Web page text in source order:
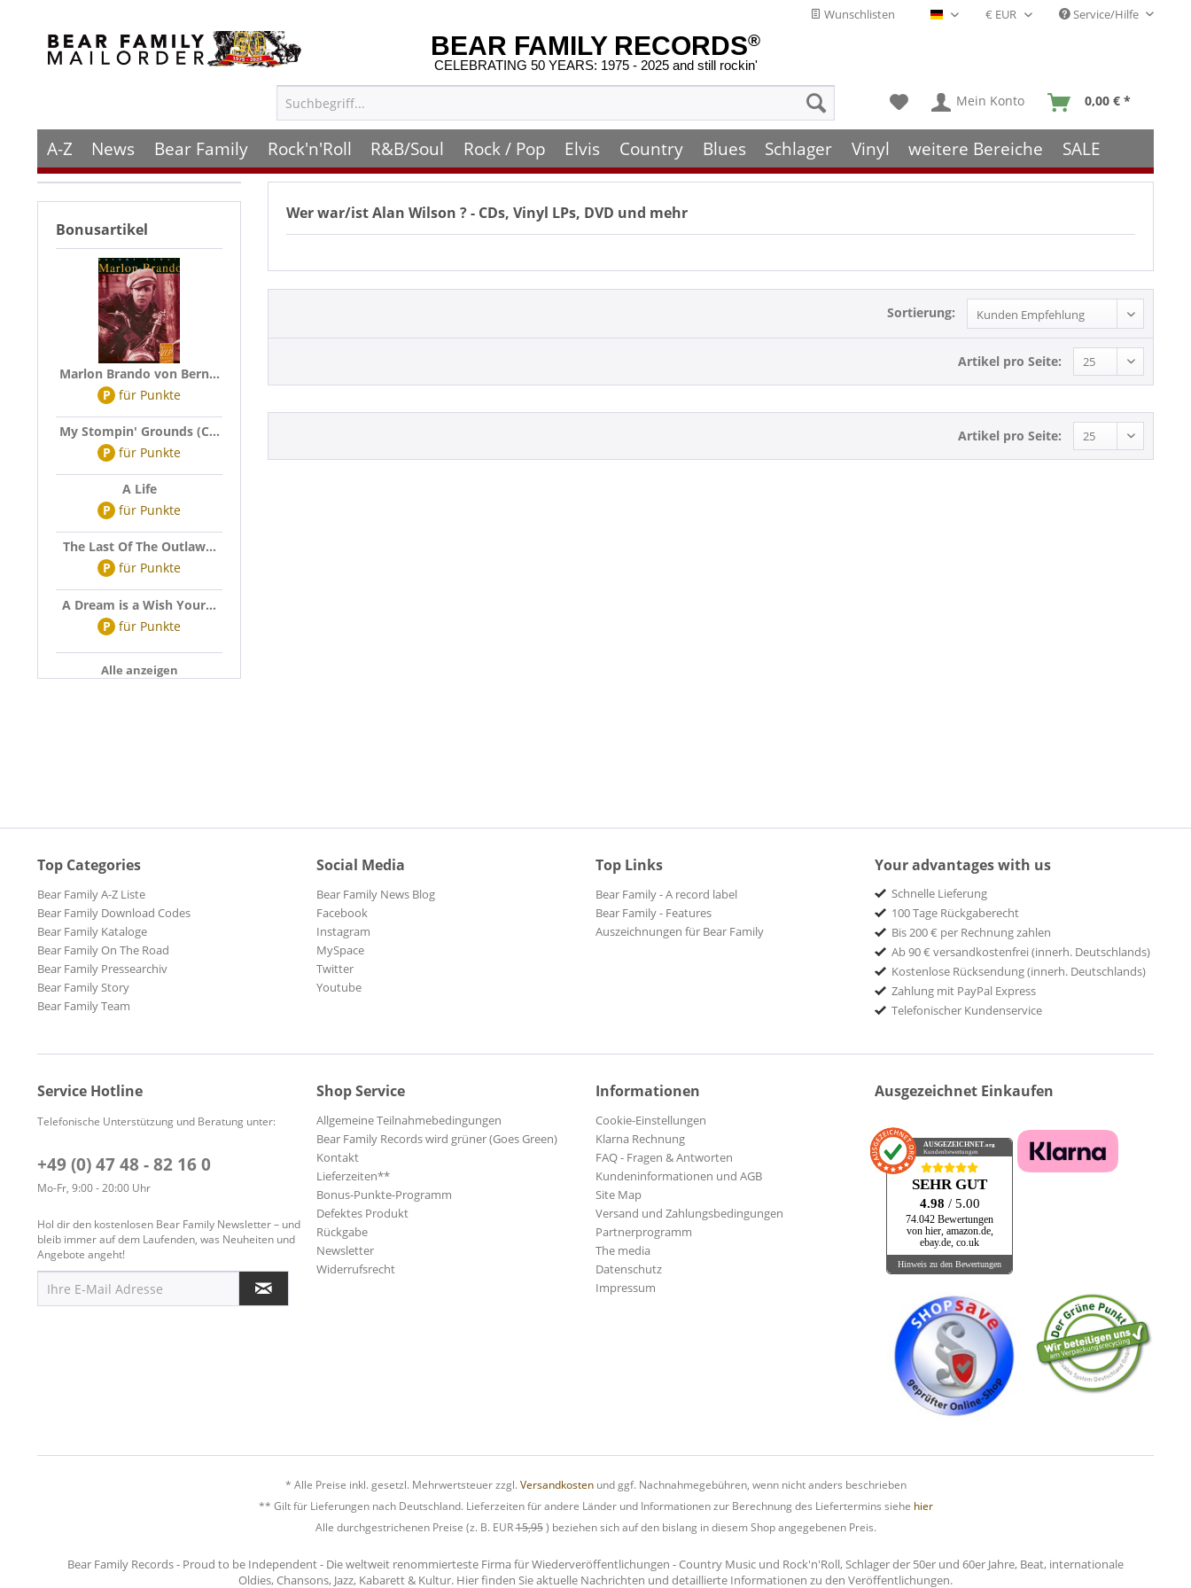
Wunschlisten Deutsch - DE Service/Hilfe
BEAR FAMILY RECORDS®
CELEBRATING 50 YEARS: 1975 - 2025 and still rockin'
Mein Konto 0,00 € *
A-Z News Bear Family Rock'n'Roll R&B/Soul Rock / Pop Elvis Country Blues Schlager Vinyl weitere Bereiche SALE
Bonusartikel
Marlon Brando von Bern...
P für Punkte
My Stompin' Grounds (C...
P für Punkte
A Life
P für Punkte
The Last Of The Outlaw...
P für Punkte
A Dream is a Wish Your...
P für Punkte
Alle anzeigen
Wer war/istAlan Wilson ? - CDs, Vinyl LPs, DVD und mehr
Sortierung:
Artikel pro Seite:
Artikel pro Seite:
Top Categories
Bear Family A-Z Liste
Bear Family Download Codes
Bear Family Kataloge
Bear Family On The Road
Bear Family Pressearchiv
Bear Family Story
Bear Family Team
Social Media
Bear Family News Blog
Facebook
Instagram
MySpace
Twitter
Youtube
Top Links
Bear Family - A record label
Bear Family - Features
Auszeichnungen für Bear Family
Your advantages with us
Schnelle Lieferung
100 Tage Rückgaberecht
Bis 200 € per Rechnung zahlen
Ab 90 € versandkostenfrei (innerh. Deutschlands)
Kostenlose Rücksendung (innerh. Deutschlands)
Zahlung mit PayPal Express
Telefonischer Kundenservice
Service Hotline
Telefonische Unterstützung und Beratung unter:
+49 (0) 47 48 - 82 16 0
Mo-Fr, 9:00 - 20:00 Uhr
Hol dir den kostenlosen Bear Family Newsletter – und
bleib immer auf dem Laufenden, was Neuheiten und
Angebote angeht!
Shop Service
Allgemeine Teilnahmebedingungen
Bear Family Records wird grüner (Goes Green)
Kontakt
Lieferzeiten**
Bonus-Punkte-Programm
Defektes Produkt
Rückgabe
Newsletter
Widerrufsrecht
Informationen
Cookie-Einstellungen
Klarna Rechnung
FAQ - Fragen & Antworten
Kundeninformationen und AGB
Site Map
Versand und Zahlungsbedingungen
Partnerprogramm
The media
Datenschutz
Impressum
Ausgezeichnet Einkaufen
AUSGEZEICHNET.org
Kundenbewertungen
SEHR GUT
4.98 / 5.00
74.042 Bewertungen
von hier, amazon.de,
ebay.de, co.uk
Hinweis zu den Bewertungen
* Alle Preise inkl. gesetzl. Mehrwertsteuer zzgl. Versandkostenund ggf. Nachnahmegebühren, wenn nicht anders beschrieben
** Gilt für Lieferungen nach Deutschland. Lieferzeiten für andere Länder und Informationen zur Berechnung des Liefertermins siehe hier
Alle durchgestrichenen Preise (z. B. EUR15,95) beziehen sich auf den bislang in diesem Shop angegebenen Preis.
Bear Family Records - Proud to be Independent - Die weltweit renommierteste Firma für Wiederveröffentlichungen - Country Music und Rock'n'Roll, Schlager der 50er und 60er Jahre, Beat, internationale
Oldies, Chansons, Jazz, Kabarett & Kultur. Hier finden Sie aktuelle Nachrichten und detaillierte Informationen zu den Veröffentlichungen.